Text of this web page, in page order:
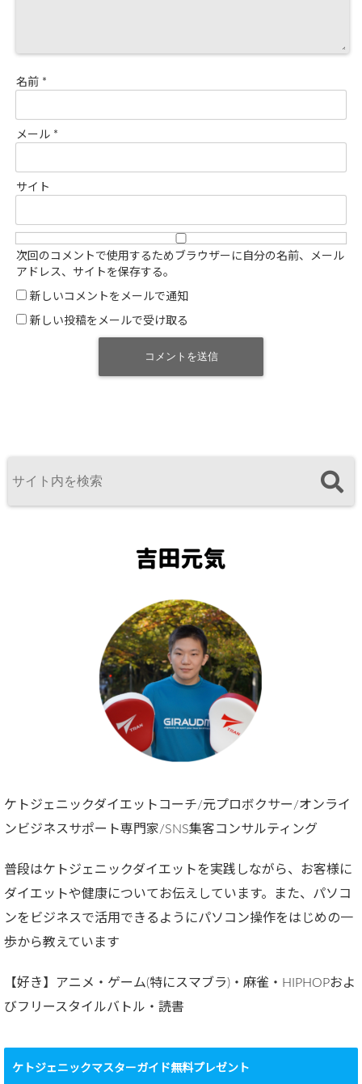
名前 *
メール *
サイト
次回のコメントで使用するためブラウザーに自分の名前、メール
アドレス、サイトを保存する。
新しいコメントをメールで通知
新しい投稿をメールで受け取る
ケトジェニックダイエットコーチ/元プロボクサー/オンライ
ンビジネスサポート専門家/SNS集客コンサルティング
普段はケトジェニックダイエットを実践しながら、お客様に
ダイエットや健康についてお伝えしています。また、パソコ
ンをビジネスで活用できるようにパソコン操作をはじめの一
歩から教えています
【好き】アニメ・ゲーム(特にスマブラ)・麻雀・HIPHOPおよ
びフリースタイルバトル・読書
ケトジェニックマスターガイド無料プレゼント